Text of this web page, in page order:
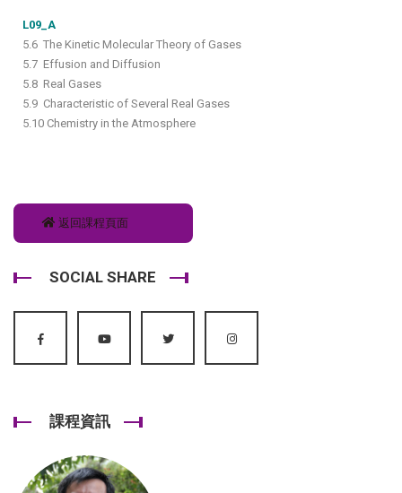
L09_A
5.6 The Kinetic Molecular Theory of Gases
5.7 Effusion and Diffusion
5.8 Real Gases
5.9 Characteristic of Several Real Gases
5.10 Chemistry in the Atmosphere
返回課程頁面
SOCIAL SHARE
課程資訊